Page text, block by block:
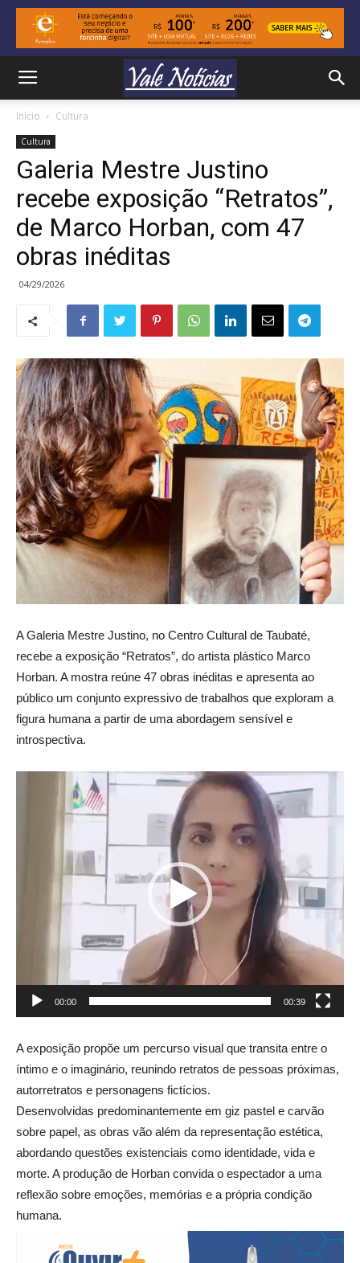
Início Cultura
Cultura
Galeria Mestre Justino
recebe exposição “Retratos”,
de Marco Horban, com 47
obras inéditas
04/29/2026
A Galeria Mestre Justino, no Centro Cultural de Taubaté,
recebe a exposição “Retratos”, do artista plástico Marco
Horban. A mostra reúne 47 obras inéditas e apresenta ao
público um conjunto expressivo de trabalhos que exploram a
figura humana a partir de uma abordagem sensível e
introspectiva.
00:00 00:39
A exposição propõe um percurso visual que transita entre o
íntimo e o imaginário, reunindo retratos de pessoas próximas,
autorretratos e personagens fictícios.
Desenvolvidas predominantemente em giz pastel e carvão
sobre papel, as obras vão além da representação estética,
abordando questões existenciais como identidade, vida e
morte. A produção de Horban convida o espectador a uma
reflexão sobre emoções, memórias e a própria condição
humana.